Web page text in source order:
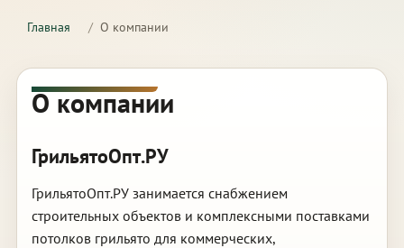
Главная / О компании
О компании
ГрильятоОпт.РУ
ГрильятоОпт.РУ занимается снабжением
строительных объектов и комплексными поставками
потолков грильято для коммерческих,